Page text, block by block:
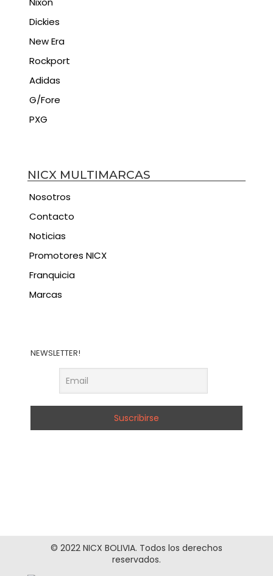
Dickies
New Era
Rockport
Adidas
G/Fore
PXG
NICX MULTIMARCAS
Nosotros
Contacto
Noticias
Promotores NICX
Franquicia
Marcas
NEWSLETTER!
© 2022 NICX BOLIVIA. Todos los derechos
reservados.